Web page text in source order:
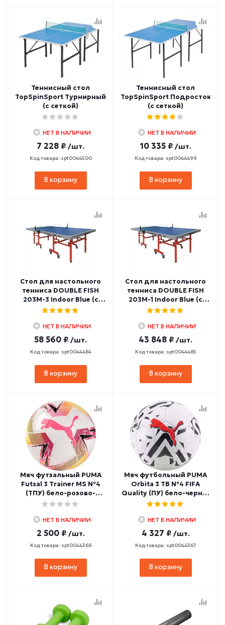
Теннисный стол
TopSpinSport Турнирный
(с сеткой)
НЕТ В НАЛИЧИИ
7 228 ₽ /шт.
Код товара: spt0044500
В корзину
Теннисный стол
TopSpinSport Подросток
(с сеткой)
НЕТ В НАЛИЧИИ
10 335 ₽ /шт.
Код товара: spt0044499
В корзину
Стол для настольного
тенниса DOUBLE FISH
203M-3 Indoor Blue (с
сеткой)
НЕТ В НАЛИЧИИ
58 560 ₽ /шт.
Код товара: spt0044484
В корзину
Стол для настольного
тенниса DOUBLE FISH
203M-1 Indoor Blue (с
сеткой)
НЕТ В НАЛИЧИИ
43 848 ₽ /шт.
Код товара: spt0044485
В корзину
Мяч футзальный PUMA
Futsal 3 Trainer MS №4
(ТПУ) бело-розово-
желтый
НЕТ В НАЛИЧИИ
2 500 ₽ /шт.
Код товара: spt0044368
В корзину
Мяч футбольный PUMA
Orbita 3 TB №4 FIFA
Quality (ПУ) бело-черно-
красный
НЕТ В НАЛИЧИИ
4 327 ₽ /шт.
Код товара: spt0044367
В корзину